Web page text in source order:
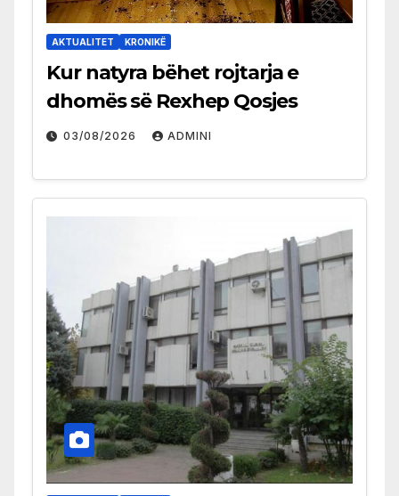
AKTUALITET KRONIKË
Kur natyra bëhet rojtarja e
dhomës së Rexhep Qosjes
03/08/2026 ADMINI